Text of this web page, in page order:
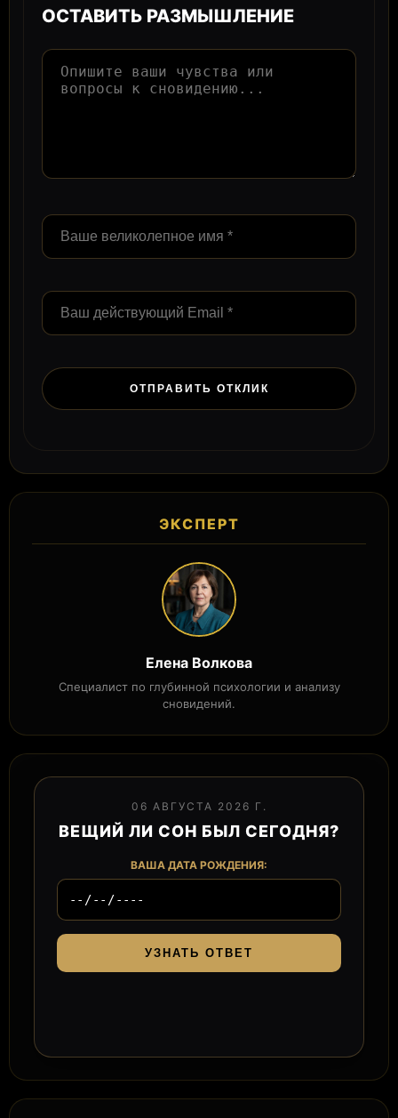
ОСТАВИТЬ РАЗМЫШЛЕНИЕ
ЭКСПЕРТ
Елена Волкова
Специалист по глубинной психологии и анализу
сновидений.
06 АВГУСТА 2026 Г.
ВЕЩИЙ ЛИ СОН БЫЛ СЕГОДНЯ?
ВАША ДАТА РОЖДЕНИЯ:
УЗНАТЬ ОТВЕТ